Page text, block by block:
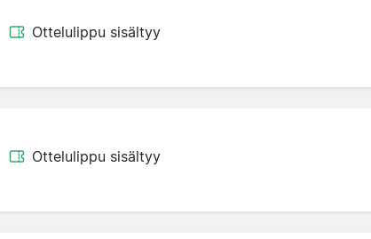
Ottelulippu sisältyy
Ottelulippu sisältyy